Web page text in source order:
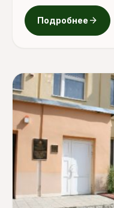
Подробнее arrow_forward